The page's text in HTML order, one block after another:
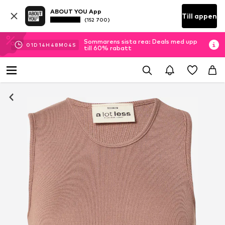
ABOUT YOU App
(152 700) Till appen
01D 14H 48M 04 S
Sommarens sista rea: Deals med upp
till 60% rabatt